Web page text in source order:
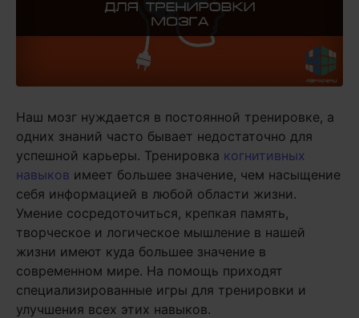
Наш мозг нуждается в постоянной тренировке, а
одних знаний часто бывает недостаточно для
успешной карьеры. Тренировка когнитивных
навыков имеет большее значение, чем насыщение
себя информацией в любой области жизни.
Умение сосредоточиться, крепкая память,
творческое и логическое мышление в нашей
жизни имеют куда большее значение в
современном мире. На помощь приходят
специализированные игры для тренировки и
улучшения всех этих навыков.